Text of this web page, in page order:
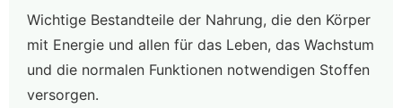
Wichtige Bestandteile der Nahrung, die den Körper
mit Energie und allen für das Leben, das Wachstum
und die normalen Funktionen notwendigen Stoffen
versorgen.